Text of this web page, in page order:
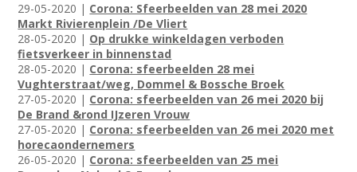
29-05-2020 | Corona: Sfeerbeelden van 28 mei 2020
Markt Rivierenplein /De Vliert
28-05-2020 | Op drukke winkeldagen verboden
fietsverkeer in binnenstad
28-05-2020 | Corona: sfeerbeelden 28 mei
Vughterstraat/weg, Dommel & Bossche Broek
27-05-2020 | Corona: sfeerbeelden van 26 mei 2020 bij
De Brand &rond IJzeren Vrouw
27-05-2020 | Corona: sfeerbeelden van 26 mei 2020 met
horecaondernemers
26-05-2020 | Corona: sfeerbeelden van 25 mei